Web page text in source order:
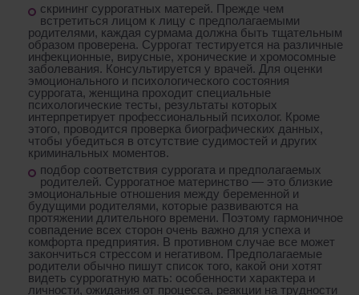
скрининг суррогатных матерей. Прежде чем
встретиться лицом к лицу с предполагаемыми
родителями, каждая сурмама должна быть тщательным
образом проверена. Суррогат тестируется на различные
инфекционные, вирусные, хронические и хромосомные
заболевания. Консультируется у врачей. Для оценки
эмоционального и психологического состояния
суррогата, женщина проходит специальные
психологические тесты, результаты которых
интерпретирует профессиональный психолог. Кроме
этого, проводится проверка биографических данных,
чтобы убедиться в отсутствие судимостей и других
криминальных моментов.
подбор соответствия суррогата и предполагаемых
родителей. Суррогатное материнство — это близкие
эмоциональные отношения между беременной и
будущими родителями, которые развиваются на
протяжении длительного времени. Поэтому гармоничное
совпадение всех сторон очень важно для успеха и
комфорта предприятия. В противном случае все может
закончиться стрессом и негативом. Предполагаемые
родители обычно пишут список того, какой они хотят
видеть суррогатную мать: особенности характера и
личности, ожидания от процесса, реакции на трудности